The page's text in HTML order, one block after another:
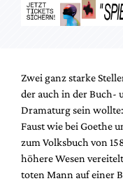
Zwei ganz starke
der auch in der Buch-
Dramaturg sein
Faust wie bei Goethe
zum Volksbuch von
höhere Wesen
toten Mann auf einer